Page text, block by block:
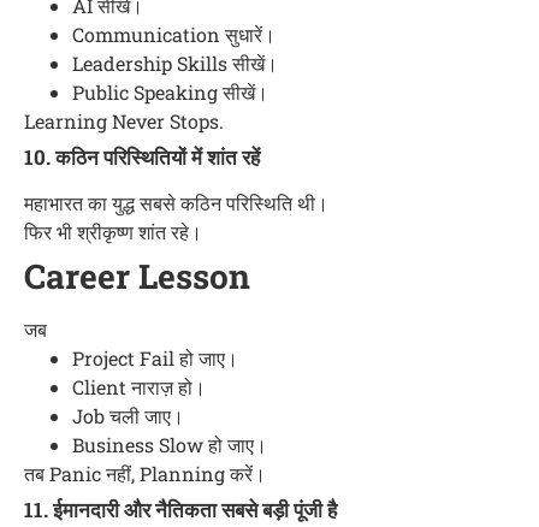
AI सीखें।
Communication सुधारें।
Leadership Skills सीखें।
Public Speaking सीखें।
Learning Never Stops.
10. कठिन परिस्थितियों में शांत रहें
महाभारत का युद्ध सबसे कठिन परिस्थिति थी।
फिर भी श्रीकृष्ण शांत रहे।
Career Lesson
जब
Project Fail हो जाए।
Client नाराज़ हो।
Job चली जाए।
Business Slow हो जाए।
तब Panic नहीं, Planning करें।
11. ईमानदारी और नैतिकता सबसे बड़ी पूंजी है